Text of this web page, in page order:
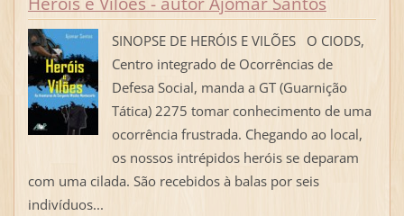
SINOPSE DE HERÓIS E VILÕES O CIODS,
Centro integrado de Ocorrências de
Defesa Social, manda a GT (Guarnição
Tática) 2275 tomar conhecimento de uma
ocorrência frustrada. Chegando ao local,
os nossos intrépidos heróis se deparam
com uma cilada. São recebidos à balas por seis
indivíduos...